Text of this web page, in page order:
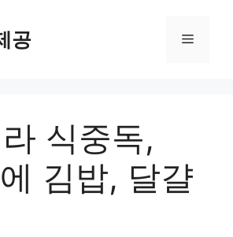
공 메
식중독,
김밥, 달걀